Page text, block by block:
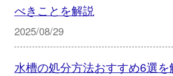
べきことを解説
2025/08/29
水槽の処分方法おすすめ6選